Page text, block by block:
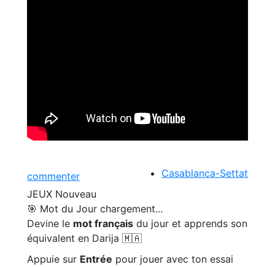
commenter
Casablanca-Settat
JEUX Nouveau
🎯 Mot du Jour chargement...
Devine le mot français du jour et apprends son
équivalent en Darija 🇲🇦
Appuie sur Entrée pour jouer avec ton essai